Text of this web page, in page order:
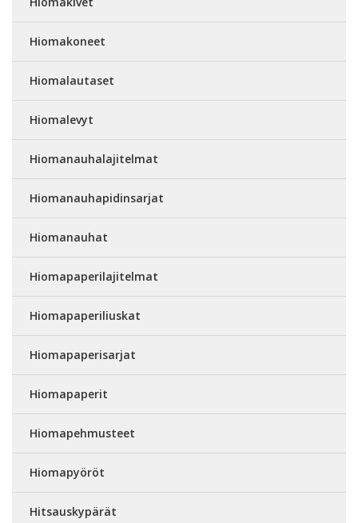
Hiomakoneet
Hiomalautaset
Hiomalevyt
Hiomanauhalajitelmat
Hiomanauhapidinsarjat
Hiomanauhat
Hiomapaperilajitelmat
Hiomapaperiliuskat
Hiomapaperisarjat
Hiomapaperit
Hiomapehmusteet
Hiomapyöröt
Hitsauskypärät